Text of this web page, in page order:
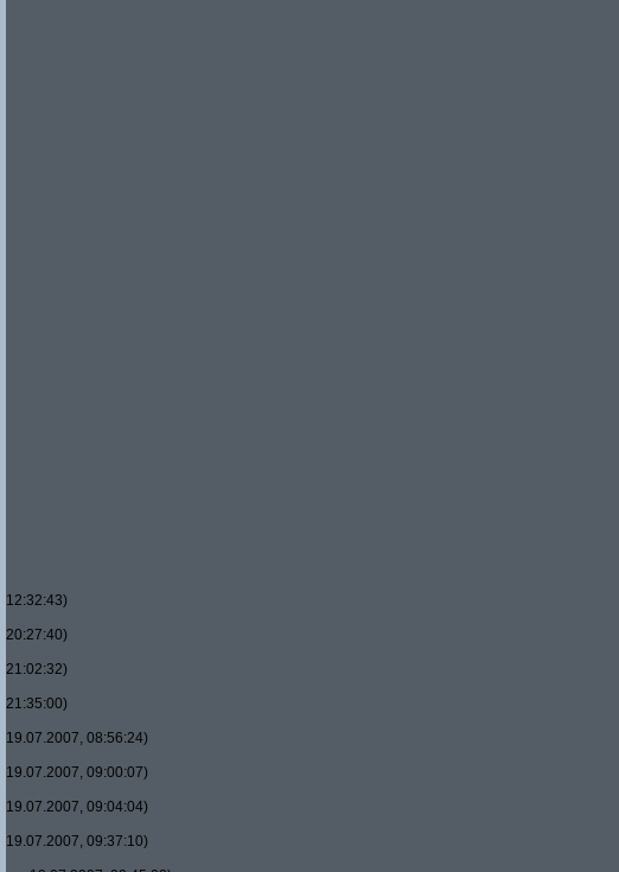
12:32:43)
20:27:40)
21:02:32)
21:35:00)
19.07.2007, 08:56:24)
19.07.2007, 09:00:07)
19.07.2007, 09:04:04)
19.07.2007, 09:37:10)